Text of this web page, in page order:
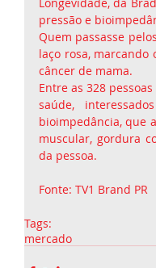
pressão e
Quem passasse
laço rosa, marcando
câncer de mama.
Entre as 328
saúde,
bioimpedância, que
muscular, gordura
da pessoa.
Fonte: TV1 Brand PR
Tags:
mercado